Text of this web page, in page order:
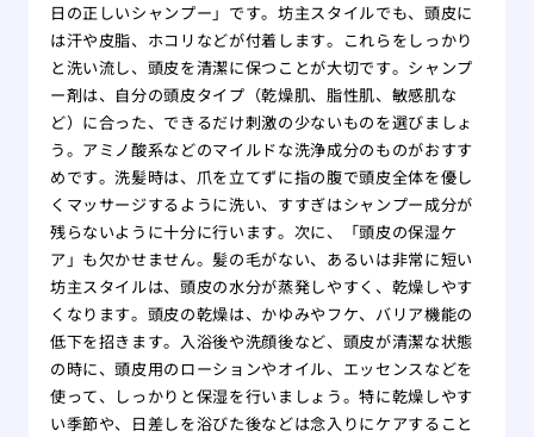
日の正しいシャンプー」です。坊主スタイルでも、頭皮に
は汗や皮脂、ホコリなどが付着します。これらをしっかり
と洗い流し、頭皮を清潔に保つことが大切です。シャンプ
ー剤は、自分の頭皮タイプ（乾燥肌、脂性肌、敏感肌な
ど）に合った、できるだけ刺激の少ないものを選びましょ
う。アミノ酸系などのマイルドな洗浄成分のものがおすす
めです。洗髪時は、爪を立てずに指の腹で頭皮全体を優し
くマッサージするように洗い、すすぎはシャンプー成分が
残らないように十分に行います。次に、「頭皮の保湿ケ
ア」も欠かせません。髪の毛がない、あるいは非常に短い
坊主スタイルは、頭皮の水分が蒸発しやすく、乾燥しやす
くなります。頭皮の乾燥は、かゆみやフケ、バリア機能の
低下を招きます。入浴後や洗顔後など、頭皮が清潔な状態
の時に、頭皮用のローションやオイル、エッセンスなどを
使って、しっかりと保湿を行いましょう。特に乾燥しやす
い季節や、日差しを浴びた後などは念入りにケアすること